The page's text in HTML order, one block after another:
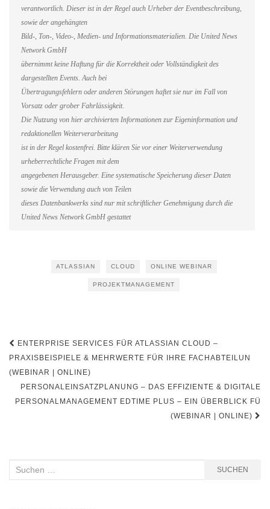
verantwortlich. Dieser ist in der Regel auch Urheber der Eventbeschreibung,
sowie der angehängten
Bild-, Ton-, Video-, Medien- und Informationsmaterialien. Die United News
Network GmbH
übernimmt keine Haftung für die Korrektheit oder Vollständigkeit des
dargestellten Events. Auch bei
Übertragungsfehlern oder anderen Störungen haftet sie nur im Fall von
Vorsatz oder grober Fahrlässigkeit.
Die Nutzung von hier archivierten Informationen zur Eigeninformation und
redaktionellen Weiterverarbeitung
ist in der Regel kostenfrei. Bitte klären Sie vor einer Weiterverwendung
urheberrechtliche Fragen mit dem
angegebenen Herausgeber. Eine systematische Speicherung dieser Daten
sowie die Verwendung auch von Teilen
dieses Datenbankwerks sind nur mit schriftlicher Genehmigung durch die
United News Network GmbH gestattet
ATLASSIAN CLOUD ONLINE WEBINAR
PROJEKTMANAGEMENT
Beitragsnavigation
ENTERPRISE SERVICES FÜR ATLASSIAN CLOUD –
PRAXISBEISPIELE & MEHRWERTE FÜR IHRE FACHABTEILUN
(WEBINAR | ONLINE)
PERSONALEINSATZPLANUNG – DAS EFFIZIENTE & DIGITALE
PERSONALMANAGEMENT EDTIME PLUS – EIN ÜBERBLICK FÜ
(WEBINAR | ONLINE)
Suchen
SUCHEN